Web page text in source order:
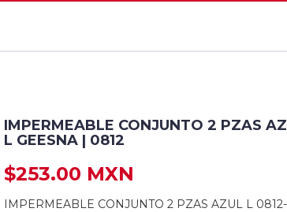
IMPERMEABLE CONJUNTO 2 PZAS
L GEESNA | 0812
$253.00 MXN
IMPERMEABLE CONJUNTO 2 PZAS AZUL L